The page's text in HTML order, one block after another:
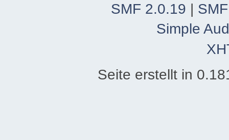
SMF 2.0.19 |
Simple
Seite erstellt in